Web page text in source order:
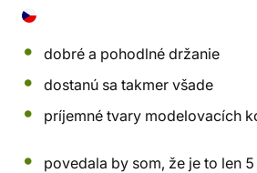
dobré a pohodlné držanie
dostanú sa takmer všade
príjemné tvary modelovacích
povedala by som, že je to len